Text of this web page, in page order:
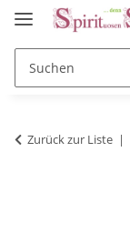
Zurück zur Liste